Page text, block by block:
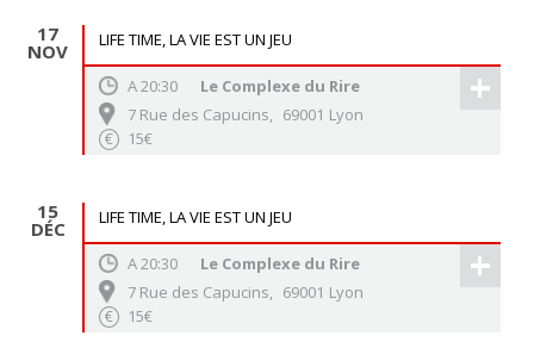
17
NOV LIFE TIME, LA VIE EST UN JEU
+
A20:30
Le Complexe du Rire
7 Rue des Capucins, 69001 Lyon
€ 15€
15
DÉC LIFE TIME, LA VIE EST UN JEU
+
A20:30
Le Complexe du Rire
7 Rue des Capucins, 69001 Lyon
€ 15€